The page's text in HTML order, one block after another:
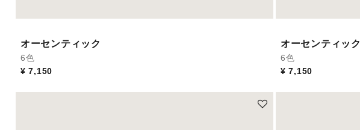
オーセンティック
6色
¥ 7,150
オーセンティック
6色
¥ 7,150